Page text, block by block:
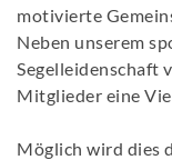
motivierte
Neben unserem
Segelleidenschaft
Mitglieder eine
Möglich wird dies